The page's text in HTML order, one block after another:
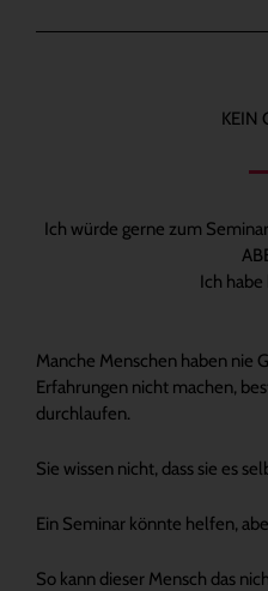
KEIN
Ich würde gerne zum
Ich habe
Manche Menschen haben nie
Erfahrungen nicht machen,
durchlaufen.
Sie wissen nicht, dass sie es
Ein Seminar könnte helfen,
So kann dieser Mensch das